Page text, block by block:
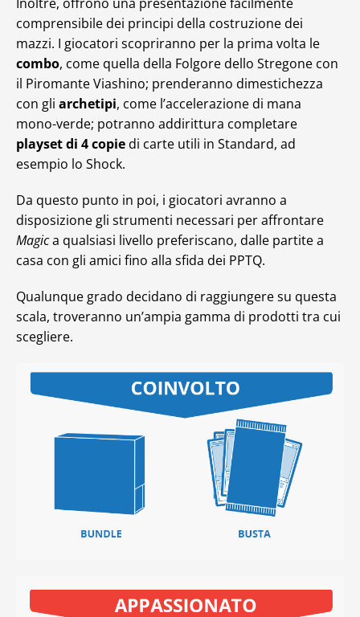
comprensibile dei principi della costruzione dei
mazzi. I giocatori scopriranno per la prima volta le
combo, come quella della Folgore dello Stregone con
il Piromante Viashino; prenderanno dimestichezza
con gli archetipi, come l’accelerazione di mana
mono-verde; potranno addirittura completare
playset di 4 copie di carte utili in Standard, ad
esempio lo Shock.
Da questo punto in poi, i giocatori avranno a
disposizione gli strumenti necessari per affrontare
Magica qualsiasi livello preferiscano, dalle partite a
casa con gli amici fino alla sfida dei PPTQ.
Qualunque grado decidano di raggiungere su questa
scala, troveranno un’ampia gamma di prodotti tra cui
scegliere.